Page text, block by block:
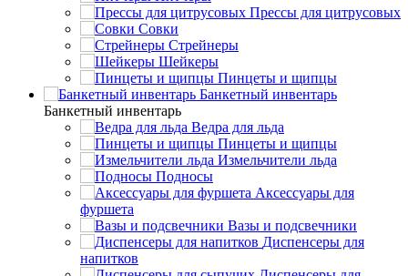
Прессы для цитрусовых
Совки
Стрейнеры
Шейкеры
Пинцеты и щипцы
Банкетный инвентарь
Банкетный инвентарь
Ведра для льда
Пинцеты и щипцы
Измельчители льда
Подносы
Аксессуары для
фуршета
Вазы и подсвечники
Диспенсеры для
напитков